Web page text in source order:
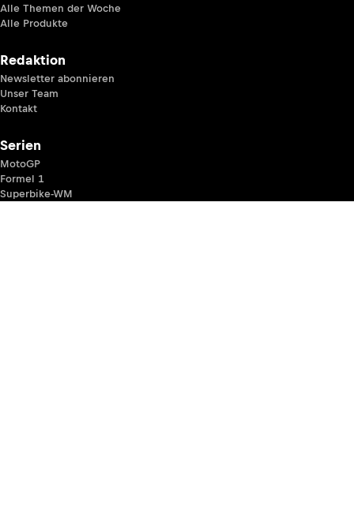
Alle Themen der Woche
Alle Produkte
Redaktion
Newsletter abonnieren
Unser Team
Kontakt
Serien
MotoGP
Formel 1
Superbike-WM